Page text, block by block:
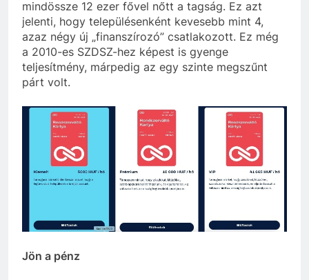
mindössze 12 ezer fővel nőtt a tagság. Ez azt
jelenti, hogy településenként kevesebb mint 4,
azaz négy új „finanszírozó” csatlakozott. Ez még
a 2010-es SZDSZ-hez képest is gyenge
teljesítmény, márpedig az egy szinte megszűnt
párt volt.
Jön a pénz